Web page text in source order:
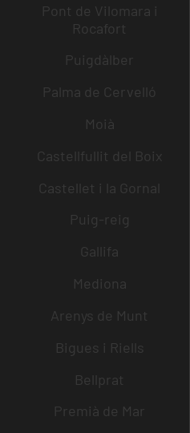
Pont de Vilomara i
Rocafort
Puigdàlber
Palma de Cervelló
Moià
Castellfullit del Boix
Castellet i la Gornal
Puig-reig
Gallifa
Mediona
Arenys de Munt
Bigues i Riells
Bellprat
Premià de Mar